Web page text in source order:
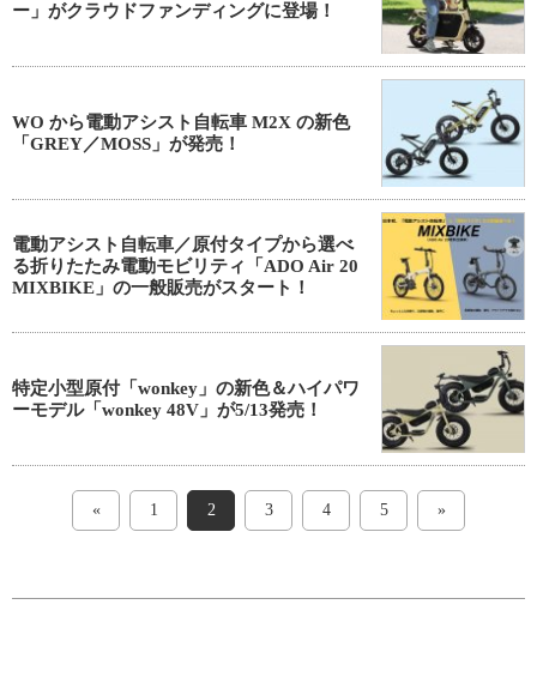
ー」がクラウドファンディングに登場！
WO から電動アシスト自転車 M2X の新色
「GREY／MOSS」が発売！
電動アシスト自転車／原付タイプから選べ
る折りたたみ電動モビリティ「ADO Air 20
MIXBIKE」の一般販売がスタート！
特定小型原付「wonkey」の新色＆ハイパワ
ーモデル「wonkey 48V」が5/13発売！
« 1 2 3 4 5 »